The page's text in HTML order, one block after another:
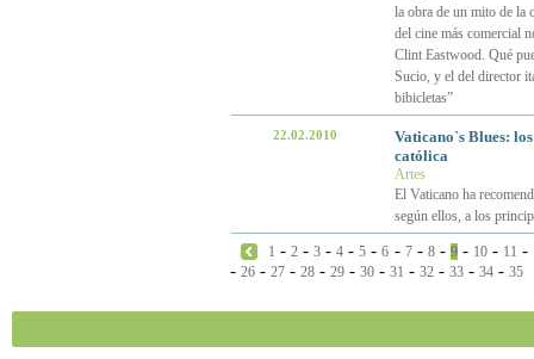
la obra de un mito de la
del cine más comercial
Clint Eastwood. Qué
Sucio, y el del director
bibicletas”
22.02.2010
Vaticano`s Blues:
católica
Artes
El Vaticano ha
según ellos, a los
1 -2 -3 -4 -5 -6 - 7- 8- 9- 10- 11 -
- 26 - 27 - 28 - 29 - 30 - 31 - 32 - 33 - 34 - 35